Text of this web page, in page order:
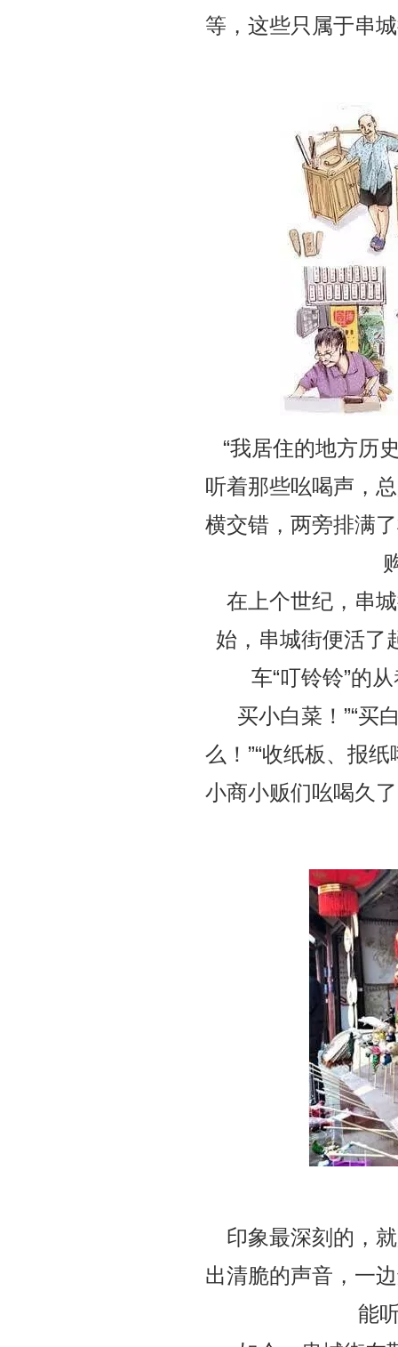
等，这些只属于串
“我居住的地方历
听着那些吆喝声，
横交错，两旁排满
在上个世纪，串
始，串城街便活了
车“叮铃铃”的
买小白菜！”“买
么！”“收纸板、报
小商小贩们吆喝久
印象最深刻的，
出清脆的声音，一
能